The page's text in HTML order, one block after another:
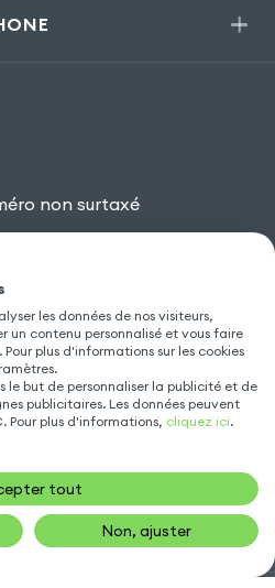
non surtaxé
NOUS
les données de nos visiteurs,
un contenu personnalisé et vous faire
plus d'informations sur les cookies
le but de personnaliser la publicité et de
publicitaires. Les données peuvent
Pour plus d'informations, cliquez ici.
tout
Non, ajuster